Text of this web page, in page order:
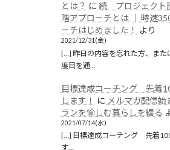
とは？ に 続 プロジェクト
階アプローチとは │ 時速
ーチはじめました！
より
2021/12/31(金)
[…] 昨日の内容を忘れた方、また
度目を通…
目標達成コーチング 先着
します！
に メルマガ配信
ランを愉しむ暮らしを綴る
2021/07/14(水)
[…] 目標達成コーチング 先着
す…